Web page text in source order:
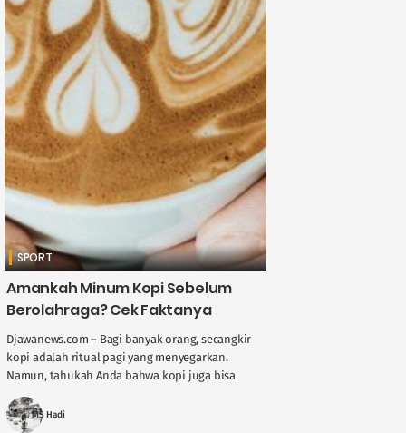
SPORT
Amankah Minum Kopi Sebelum
Berolahraga? Cek Faktanya
Djawanews.com – Bagi banyak orang, secangkir
kopi adalah ritual pagi yang menyegarkan.
Namun, tahukah Anda bahwa kopi juga bisa
Kandungan kafein dalam kopi ....
MS Hadi